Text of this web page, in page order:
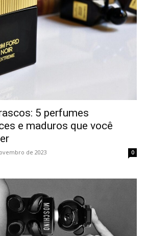
5 perfumes
e maduros que você
de 2023 0